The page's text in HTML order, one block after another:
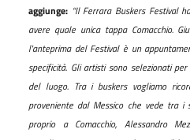
aggiunge: “Il Ferrara Buskers Festival
avere quale unica tappa Comacchio.
l'anteprima del Festival è un
specificità. Gli artisti sono selezionati
del luogo. Tra i buskers vogliamo
proveniente dal Messico che vede tra i
proprio a Comacchio, Alessandro